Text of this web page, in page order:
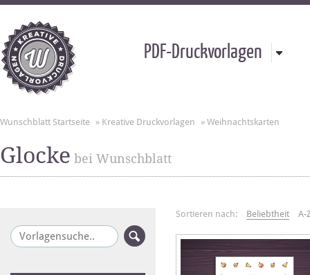
PDF-Druckvorlagen
Wunschblatt Startseite » Kreative Druckvorlagen » Weihnachtskarten
Glocke bei Wunschblatt
Sortieren nach: Beliebtheit A-